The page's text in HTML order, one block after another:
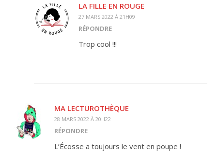
LA FILLE EN ROUGE
27 MARS 2022 À 21H09
RÉPONDRE
Trop cool !!!
MA LECTUROTHÈQUE
28 MARS 2022 À 20H22
RÉPONDRE
L’Écosse a toujours le vent en poupe !